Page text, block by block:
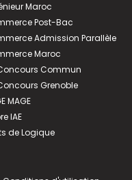
Maroc
Post-Bac
Admission Parallèle
Maroc
Commun
Grenoble
MAGE
IAE
de Logique